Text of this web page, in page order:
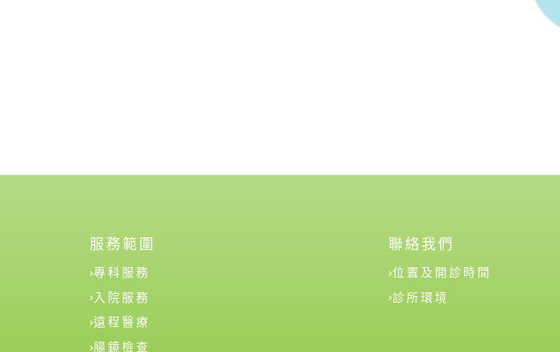
服務範圍
專科服務
入院服務
遠程醫療
腸鏡檢查
聯絡我們
位置及開診時間
診所環境